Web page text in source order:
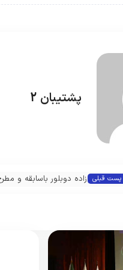
پشتیبان 2
پست قبلیوالی زاده دوبلور باسابقه و